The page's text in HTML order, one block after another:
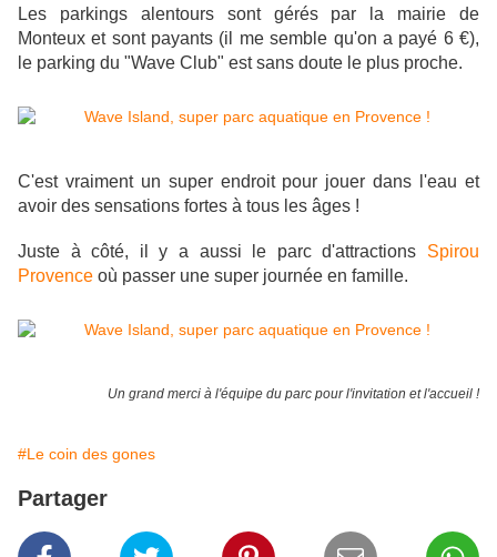
Les parkings alentours sont gérés par la mairie de
Monteux et sont payants (il me semble qu'on a payé 6 €),
le parking du "Wave Club" est sans doute le plus proche.
C'est vraiment un super endroit pour jouer dans l'eau et
avoir des sensations fortes à tous les âges !
Juste à côté, il y a aussi le parc d'attractions Spirou
Provence où passer une super journée en famille.
Un grand merci à l'équipe du parc pour l'invitation et l'accueil !
#Le coin des gones
Partager